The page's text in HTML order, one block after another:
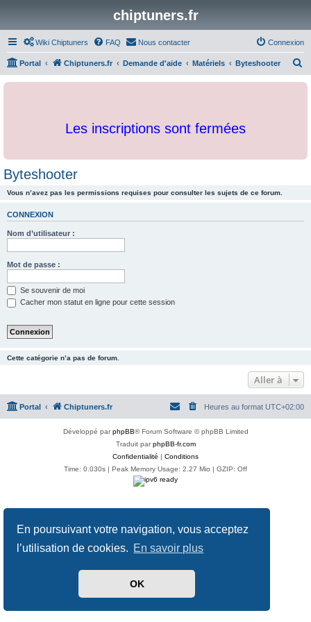
En poursuivant votre navigation, vous acceptez
l’utilisation de cookies. En savoir plus
OK
chiptuners.fr
Wiki Chiptuners FAQ Nous contacter Connexion
Portal Chiptuners.fr Demande d'aide Matériels Byteshooter
c
Les inscriptions sont fermées
Byteshooter
Vous n’avez pas les permissions requises pour consulter les sujets de ce forum.
CONNEXION
Nom d’utilisateur :
Mot de passe :
Se souvenir de moi
Cacher mon statut en ligne pour cette session
Cette catégorie n’a pas de forum.
Aller à
Portal Chiptuners.fr Heures au format UTC+02:00
Développé parphpBB® Forum Software © phpBB Limited
Traduit parphpBB-fr.com
Confidentialité | Conditions
Time: 0.030s | Peak Memory Usage: 2.27 Mio | GZIP: Off